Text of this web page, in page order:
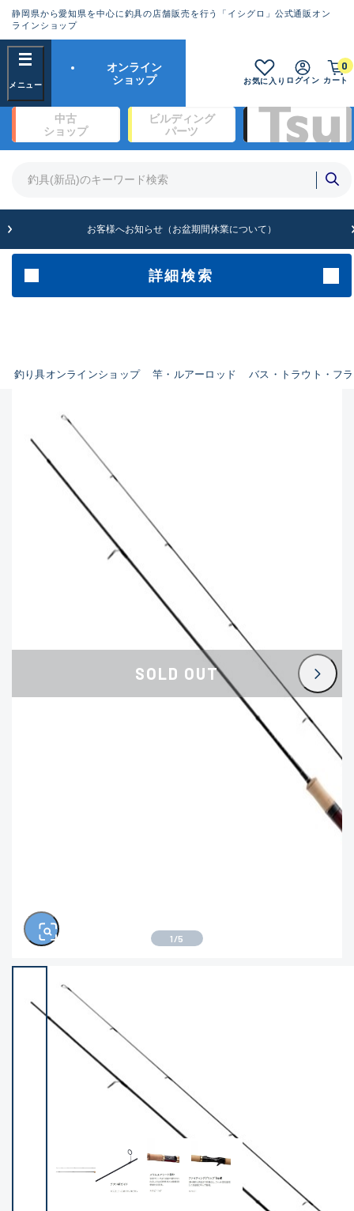
静岡県から愛知県を中心に釣具の店舗販売を行う「イシグロ」公式通販オン
ラインショップ
オンライン
ショップ
お気に入り ログイン カート
0
中古
ショップ
ビルディング
パーツ
お客様へお知らせ（お盆期間休業について）
詳細検索
釣り具オンラインショップ 竿・ルアーロッド バス・トラウト・フ
フリーワード
商品カテゴリ
リール・カスタムパーツ(342)
ライン・ハリス・道糸(761)
針・仕掛(319)
新商品(35)
在庫有のみ
セール
(224)
この条件で検索する
ランクとは？
良
SA
新古品（メーカー問屋から仕入
れた未使用品）
※店頭展示時の置き傷が付いている
ものも含む
傷が極めて少ない極上品
かなり使用感があり、全体的に
目立つ傷が多い品
D
著しく状態が悪いが使用はでき
るもの、改造品も含む
※ルアー、エギ、雑品、その他につきましては
ランク表記はございません。 状態は写真にてご
SOLD OUT
1 /5